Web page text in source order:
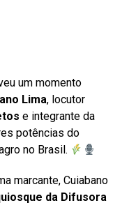
um momento
Lima, locutor
e integrante da
potências do
no Brasil.
marcante, Cuiabano
da Difusora